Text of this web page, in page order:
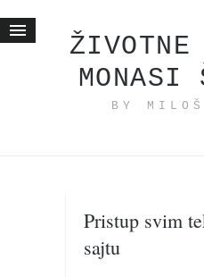
MONASI
BY
Životne priče
moj haiku
momenti i mesta
Pristup svim
sajtu